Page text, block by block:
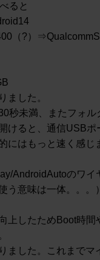
ると
（?）
ました。
秒未満、またフォル
けると、通信USBポ
にはもっと速く感じ
AndroidAutoのワイ
う意味は一体。。。）
上したためBoot時間
ました。これまでマ